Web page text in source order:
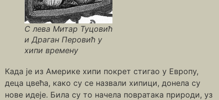
С лева Митар Туцовић
и Драган Перовић у
хипи времену
Када је из Америке хипи покрет стигао у Европу,
деца цвећа, како су се назвали хипици, донелa су
нове идеје. Била су то начела повратака природи, уз